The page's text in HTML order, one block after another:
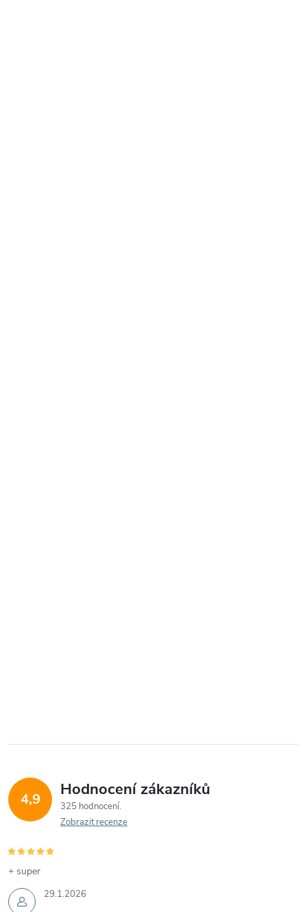
4,9 Hodnocení zákazníků
325 hodnocení
Zobrazit recenze
29.1.2026
+ super